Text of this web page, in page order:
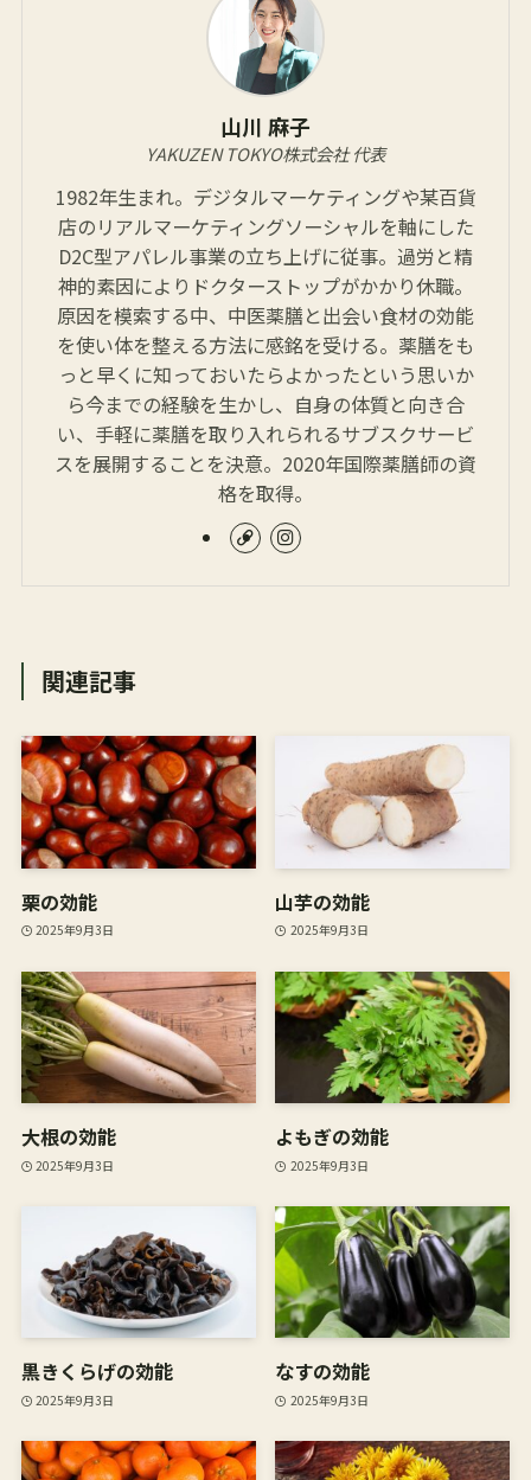
山川 麻子
YAKUZEN TOKYO株式会社 代表
1982年生まれ。デジタルマーケティングや某百貨
店のリアルマーケティングソーシャルを軸にした
D2C型アパレル事業の立ち上げに従事。過労と精
神的素因によりドクターストップがかかり休職。
原因を模索する中、中医薬膳と出会い食材の効能
を使い体を整える方法に感銘を受ける。薬膳をも
っと早くに知っておいたらよかったという思いか
ら今までの経験を生かし、自身の体質と向き合
い、手軽に薬膳を取り入れられるサブスクサービ
スを展開することを決意。2020年国際薬膳師の資
格を取得。
関連記事
栗の効能
2025年9月3日
山芋の効能
2025年9月3日
大根の効能
2025年9月3日
よもぎの効能
2025年9月3日
黒きくらげの効能
2025年9月3日
なすの効能
2025年9月3日